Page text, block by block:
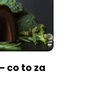
co to za